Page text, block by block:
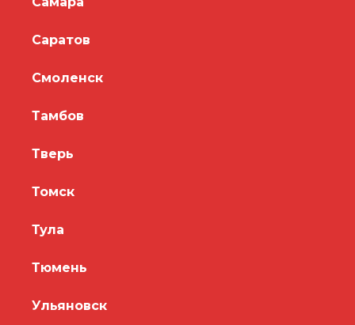
Саратов
Смоленск
Тамбов
Тверь
Томск
Тула
Тюмень
Ульяновск